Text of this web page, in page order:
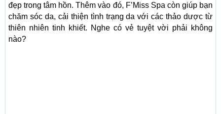
đẹp trong tâm hồn. Thêm vào đó, F’Miss Spa còn giúp bạn
chăm sóc da, cải thiện tình trạng da với các thảo dược từ
thiên nhiên tinh khiết. Nghe có vẻ tuyệt vời phải không
nào?